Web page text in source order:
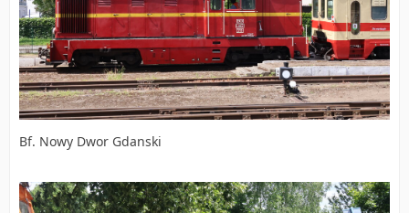
Bf. Nowy Dwor Gdanski